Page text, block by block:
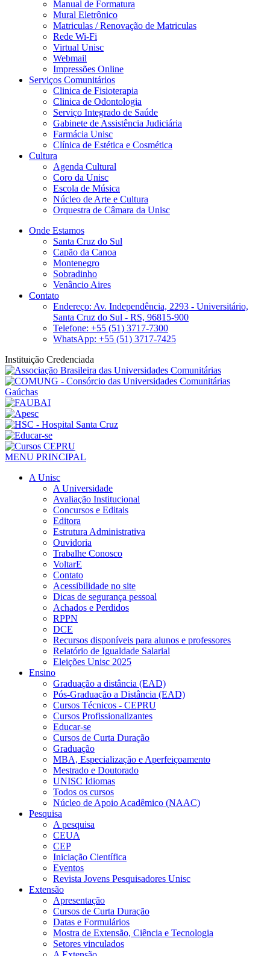
Manual de Formatura
Mural Eletrônico
Matriculas / Renovação de Matriculas
Rede Wi-Fi
Virtual Unisc
Webmail
Impressões Online
Serviços Comunitários
Clinica de Fisioterapia
Clinica de Odontologia
Serviço Integrado de Saúde
Gabinete de Assistência Judiciária
Farmácia Unisc
Clínica de Estética e Cosmética
Cultura
Agenda Cultural
Coro da Unisc
Escola de Música
Núcleo de Arte e Cultura
Orquestra de Câmara da Unisc
Onde Estamos
Santa Cruz do Sul
Capão da Canoa
Montenegro
Sobradinho
Venâncio Aires
Contato
Endereço: Av. Independência, 2293 - Universitário,
Santa Cruz do Sul - RS, 96815-900
Telefone: +55 (51) 3717-7300
WhatsApp: +55 (51) 3717-7425
Instituição Credenciada
MENU PRINCIPAL
A Unisc
A Universidade
Avaliação Institucional
Concursos e Editais
Editora
Estrutura Administrativa
Ouvidoria
Trabalhe Conosco
VoltarE
Contato
Acessibilidade no site
Dicas de segurança pessoal
Achados e Perdidos
RPPN
DCE
Recursos disponíveis para alunos e professores
Relatório de Igualdade Salarial
Eleições Unisc 2025
Ensino
Graduação a distância (EAD)
Pós-Graduação a Distância (EAD)
Cursos Técnicos - CEPRU
Cursos Profissionalizantes
Educar-se
Cursos de Curta Duração
Graduação
MBA, Especialização e Aperfeiçoamento
Mestrado e Doutorado
UNISC Idiomas
Todos os cursos
Núcleo de Apoio Acadêmico (NAAC)
Pesquisa
A pesquisa
CEUA
CEP
Iniciação Científica
Eventos
Revista Jovens Pesquisadores Unisc
Extensão
Apresentação
Cursos de Curta Duração
Datas e Formulários
Mostra de Extensão, Ciência e Tecnologia
Setores vinculados